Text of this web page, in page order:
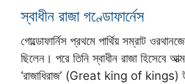
স্বাধীন রাজা গণ্ডোফার্নেস
গোল্ডোফার্নিস প্রথমে পার্থিয় সম্রাট
ছিলেন। পরে তিনি স্বাধীন রাজা হিসেবে
‘রাজাধিরাজ’ (Great king of kings)